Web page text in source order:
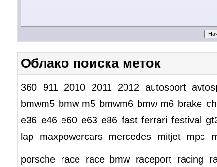
Облако поиска меток
360 911 2010 2011 2012 autosport
bmwm5 bmw m5 bmwm6 bmw m6 brake
e36 e46 e60 e63 e86 fast ferrari festival
lap
maxpowercars mercedes mitjet mpc
porsche race race bmw raceport racing